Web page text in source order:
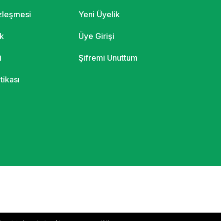
Yeni Üyelik
Üye Girişi
Şifremi Unuttum